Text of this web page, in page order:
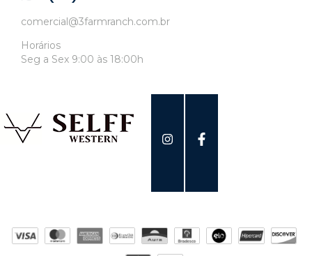
comercial@3farmranch.com.br
Horários
Seg a Sex 9:00 às 18:00h